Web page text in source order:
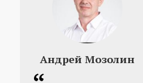
Андрей Мозолин